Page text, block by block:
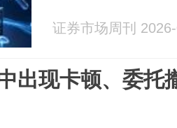
证券市场周刊
出现卡顿、委托